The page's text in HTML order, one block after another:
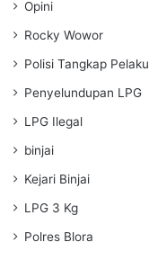
Opini
Rocky Wowor
Polisi Tangkap Pelaku
Penyelundupan LPG
LPG Ilegal
binjai
Kejari Binjai
LPG 3 Kg
Polres Blora